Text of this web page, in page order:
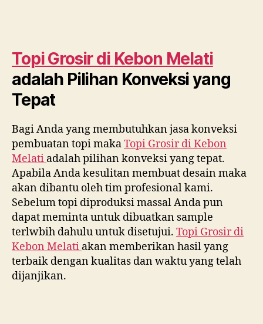
Topi Grosir di Kebon Melati
adalah Pilihan Konveksi yang
Tepat
Bagi Anda yang membutuhkan jasa konveksi
pembuatan topi makaTopi Grosir diKebon
Melati adalah pilihan konveksi yang tepat.
Apabila Anda kesulitan membuat desain maka
akan dibantu oleh tim profesional kami.
Sebelum topi diproduksi massal Anda pun
dapat meminta untuk dibuatkan sample
terlwbih dahulu untuk disetujui. Topi Grosir di
Kebon Melati akan memberikan hasil yang
terbaik dengan kualitas dan waktu yang telah
dijanjikan.